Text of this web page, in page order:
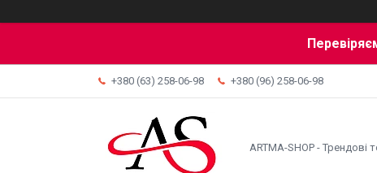
+380 (63) 258-06-98 +380 (96) 258-06-98
ARTMA-SHOP - Трендові